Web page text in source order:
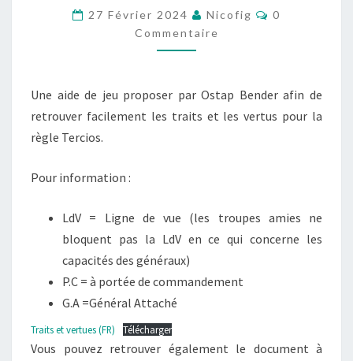
DE
JEU
TERCIOS
OSTAP
BENDER
27 Février 2024 Nicofig
0
Commentaire
Une aide de jeu proposer par Ostap Bender afin de
retrouver facilement les traits et les vertus pour la
règle Tercios.
Pour information :
LdV = Ligne de vue (les troupes amies ne
bloquent pas la LdV en ce qui concerne les
capacités des généraux)
P.C = à portée de commandement
G.A =Général Attaché
Traits et vertues (FR) Télécharger
Vous pouvez retrouver également le document à